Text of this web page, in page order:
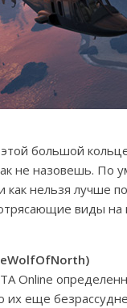
этой большой
не назовешь. По
как нельзя лучше
виды на
Online
еще